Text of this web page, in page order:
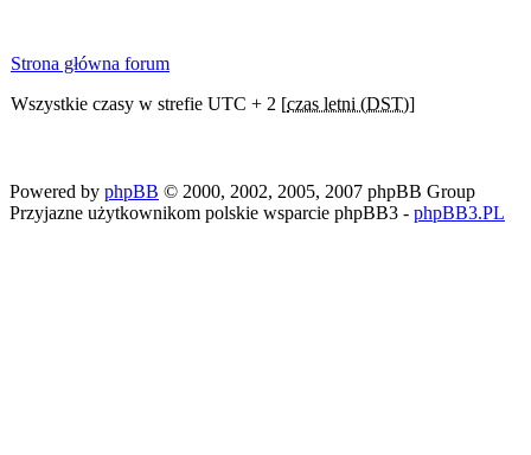
Strona główna forum
Wszystkie czasy w strefie UTC + 2 [czas letni (DST)]
Powered by phpBB © 2000, 2002, 2005, 2007 phpBB Group
Przyjazne użytkownikom polskie wsparcie phpBB3 - phpBB3.PL